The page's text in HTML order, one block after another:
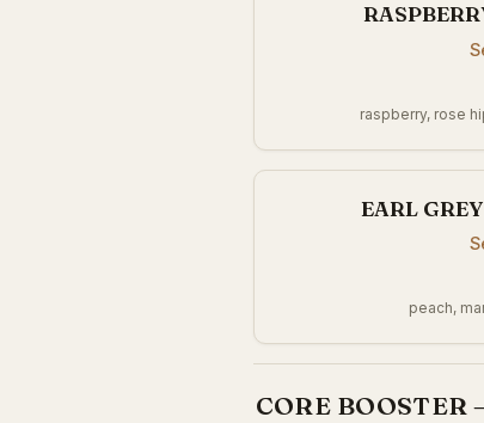
raspberry, rose
EARL GREY
peach,
CORE BOOSTER